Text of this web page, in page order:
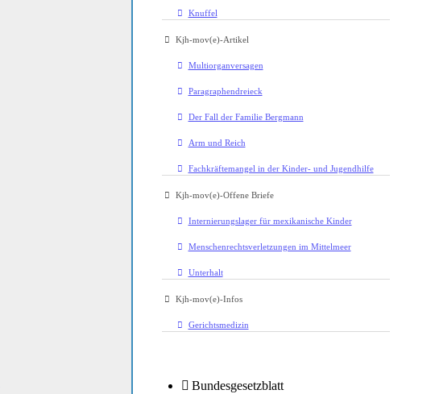
Knuffel
Kjh-mov(e)-Artikel
Multiorganversagen
Paragraphendreieck
Der Fall der Familie Bergmann
Arm und Reich
Fachkräftemangel in der Kinder- und Jugendhilfe
Kjh-mov(e)-Offene Briefe
Internierungslager für mexikanische Kinder
Menschenrechtsverletzungen im Mittelmeer
Unterhalt
Kjh-mov(e)-Infos
Gerichtsmedizin
Bundesgesetzblatt